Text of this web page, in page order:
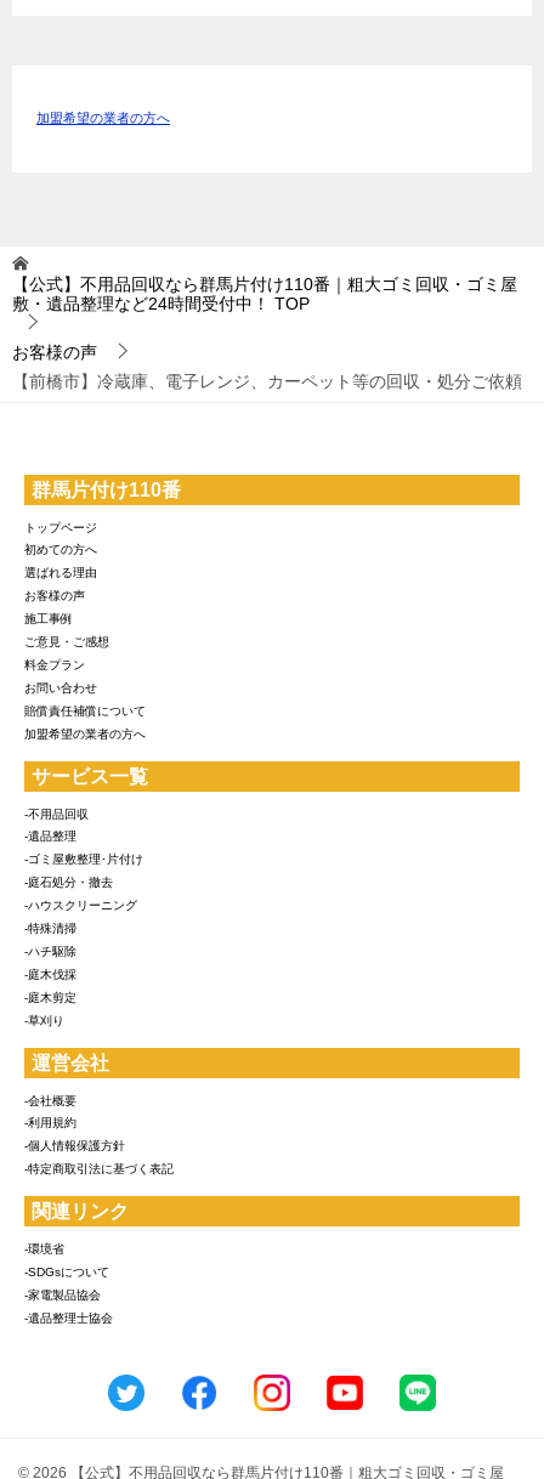
加盟希望の業者の方へ
【公式】不用品回収なら群馬片付け110番｜粗大ゴミ回収・ゴミ屋
敷・遺品整理など24時間受付中！
TOP
お客様の声
【前橋市】冷蔵庫、電子レンジ、カーペット等の回収・処分ご依頼
群馬片付け110番
トップページ
初めての方へ
選ばれる理由
お客様の声
施工事例
ご意見・ご感想
料金プラン
お問い合わせ
賠償責任補償について
加盟希望の業者の方へ
サービス一覧
-不用品回収
-遺品整理
-ゴミ屋敷整理･片付け
-庭石処分・撤去
-ハウスクリーニング
-特殊清掃
-ハチ駆除
-庭木伐採
-庭木剪定
-草刈り
運営会社
-会社概要
-利用規約
-個人情報保護方針
-特定商取引法に基づく表記
関連リンク
-環境省
-SDGsについて
-家電製品協会
-遺品整理士協会
© 2026 【公式】不用品回収なら群馬片付け110番｜粗大ゴミ回収・ゴミ屋